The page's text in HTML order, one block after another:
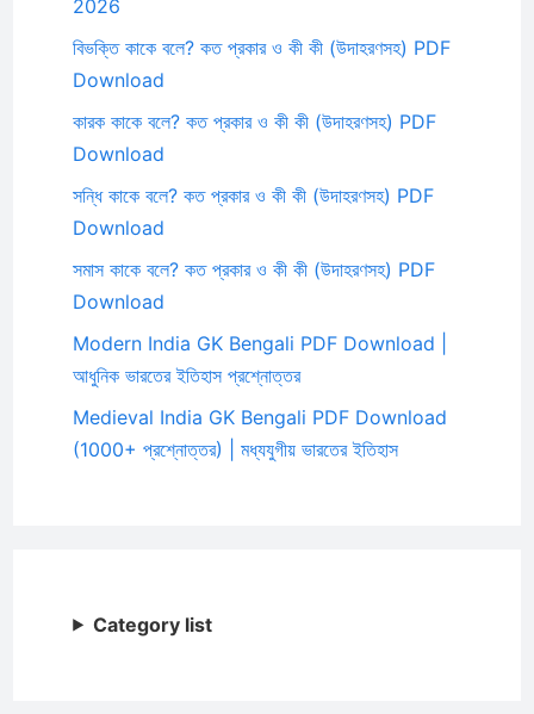
2026
বিভক্তি কাকে বলে? কত প্রকার ও কী কী (উদাহরণসহ) PDF
Download
কারক কাকে বলে? কত প্রকার ও কী কী (উদাহরণসহ) PDF
Download
সন্ধি কাকে বলে? কত প্রকার ও কী কী (উদাহরণসহ) PDF
Download
সমাস কাকে বলে? কত প্রকার ও কী কী (উদাহরণসহ) PDF
Download
Modern India GK Bengali PDF Download |
আধুনিক ভারতের ইতিহাস প্রশ্নোত্তর
Medieval India GK Bengali PDF Download
(1000+ প্রশ্নোত্তর) | মধ্যযুগীয় ভারতের ইতিহাস
Category list